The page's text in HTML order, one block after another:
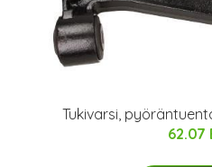
Tukivarsi,
62.07